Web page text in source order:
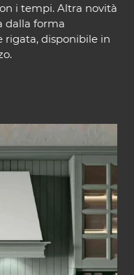
i tempi. Altra novità
dalla forma
rigata, disponibile in